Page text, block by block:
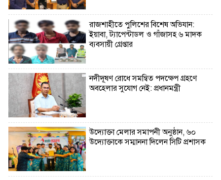
রাজশাহীতে পুলিশের বিশেষ অভিযান:
ইয়াবা, ট্যাপেন্টাডল ও গাঁজাসহ ৬ মাদক
ব্যবসায়ী গ্রেপ্তার
নদীদূষণ রোধে সমন্বিত পদক্ষেপ গ্রহণে
অবহেলার সুযোগ নেই: প্রধানমন্ত্রী
উদ্যোক্তা মেলার সমাপনী অনুষ্ঠান, ৬০
উদ্যোক্তাকে সম্মাননা দিলেন সিটি প্রশাসক